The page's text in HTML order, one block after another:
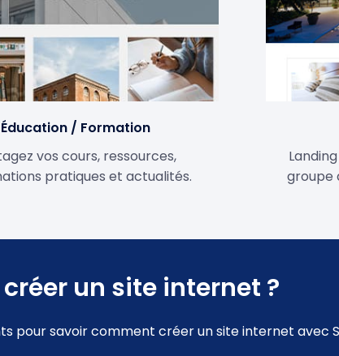
Éducation / Formation
vos cours, ressources,
pratiques et actualités.
groupe
un site internet ?
pour savoir comment créer un site internet avec